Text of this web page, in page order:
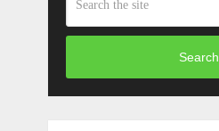
Search